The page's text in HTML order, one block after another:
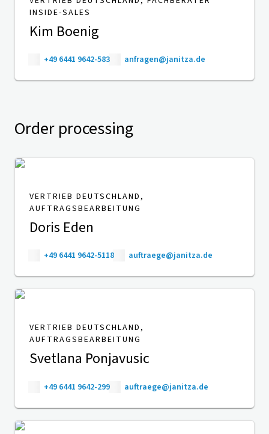
INSIDE-SALES
Kim Boenig
+49 6441 9642-583 anfragen@janitza.de
Order processing
VERTRIEB DEUTSCHLAND,
AUFTRAGSBEARBEITUNG
Doris Eden
+49 6441 9642-5118 auftraege@janitza.de
VERTRIEB DEUTSCHLAND,
AUFTRAGSBEARBEITUNG
Svetlana Ponjavusic
+49 6441 9642-299 auftraege@janitza.de